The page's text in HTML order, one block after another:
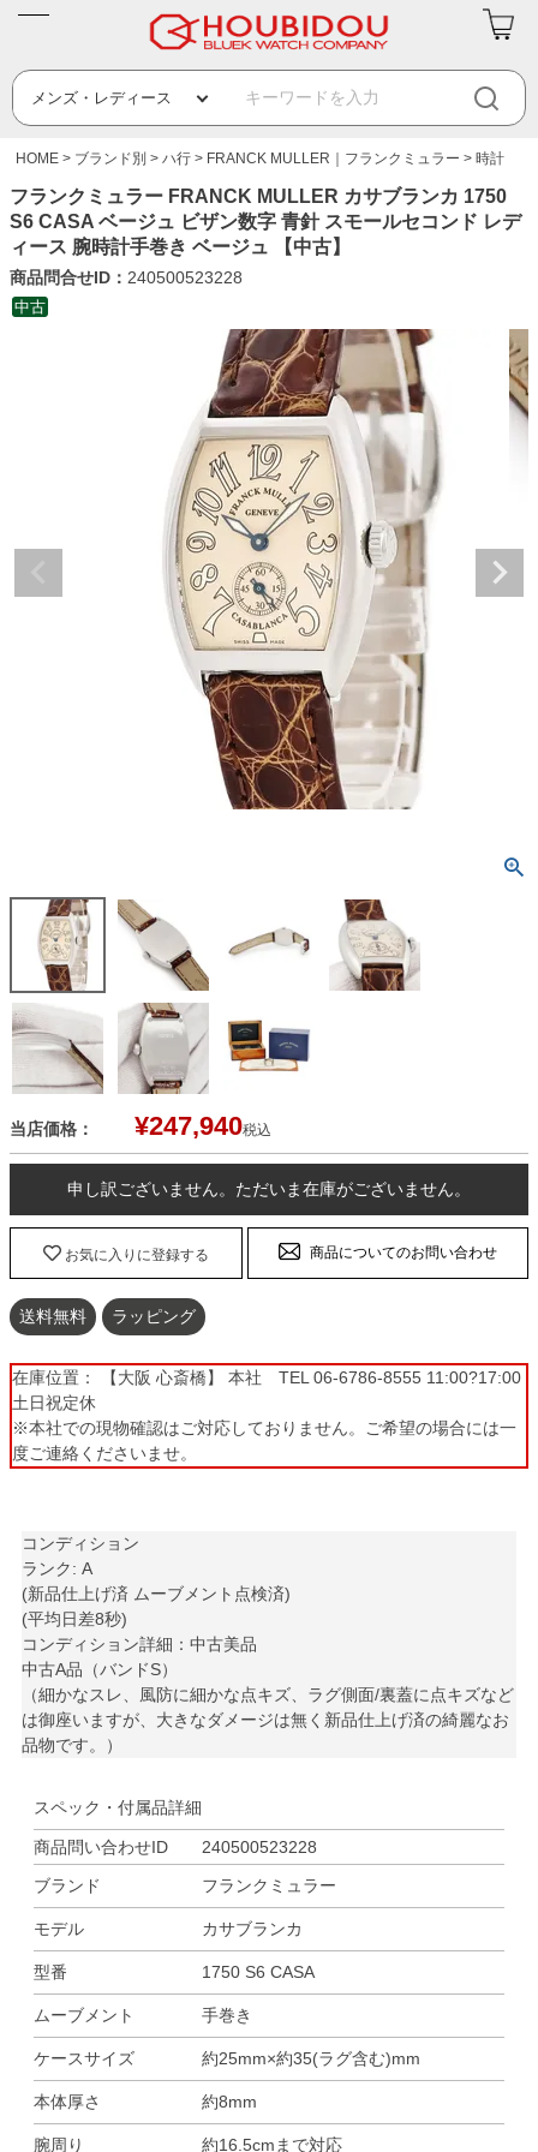
HOME ブランド別 ハ行 FRANCK MULLER｜フランクミュラー 時計
フランクミュラー FRANCK MULLER カサブランカ 1750
S6 CASA ベージュ ビザン数字 青針 スモールセコンド レデ
ィース 腕時計手巻き ベージュ 【中古】
商品問合せID： 240500523228
中古
当店価格： ¥247,940税込
申し訳ございません。ただいま在庫がございません。
お気に入りに登録する 商品についてのお問い合わせ
送料無料 ラッピング
在庫位置： 【大阪 心斎橋】 本社 TEL 06-6786-8555 11:00?17:00
土日祝定休
※本社での現物確認はご対応しておりません。ご希望の場合には一
度ご連絡くださいませ。
コンディション
ランク: A
(新品仕上げ済 ムーブメント点検済)
(平均日差8秒)
コンディション詳細：中古美品
中古A品（バンドS）
（細かなスレ、風防に細かな点キズ、ラグ側面/裏蓋に点キズなど
は御座いますが、大きなダメージは無く新品仕上げ済の綺麗なお
品物です。）
スペック・付属品詳細
商品問い合わせID
240500523228
ブランド
フランクミュラー
モデル カサブランカ
型番 1750 S6 CASA
ムーブメント 手巻き
ケースサイズ 約25mm×約35(ラグ含む)mm
本体厚さ 約8mm
腕周り 約16.5cmまで対応